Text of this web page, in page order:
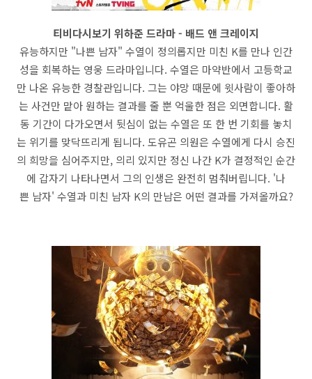
티비다시보기 위하준 드라마 - 배드 앤 크레이지
유능하지만 "나쁜 남자" 수열이 정의롭지만 미친 K를 만나 인간
성을 회복하는 영웅 드라마입니다. 수열은 마약반에서 고등학교
만 나온 유능한 경찰관입니다. 그는 야망 때문에 윗사람이 좋아하
는 사건만 맡아 원하는 결과를 줄 뿐 억울한 점은 외면합니다. 활
동 기간이 다가오면서 뒷심이 없는 수열은 또 한 번 기회를 놓치
는 위기를 맞닥뜨리게 됩니다. 도유곤 의원은 수열에게 다시 승진
의 희망을 심어주지만, 의리 있지만 정신 나간 K가 결정적인 순간
에 갑자기 나타나면서 그의 인생은 완전히 멈춰버립니다. '나
쁜 남자' 수열과 미친 남자 K의 만남은 어떤 결과를 가져올까요?